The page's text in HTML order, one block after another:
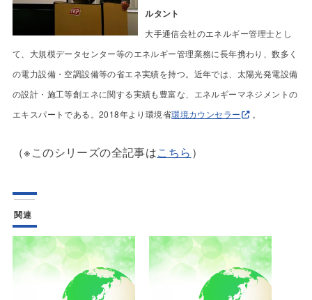
ルタント
大手通信会社のエネルギー管理士とし
て、大規模データセンター等のエネルギー管理業務に長年携わり、数多く
の電力設備・空調設備等の省エネ実績を持つ。近年では、太陽光発電設備
の設計・施工等創エネに関する実績も豊富な、エネルギーマネジメントの
エキスパートである。2018年より環境省環境カウンセラー 。
（※このシリーズの全記事はこちら ）
関連